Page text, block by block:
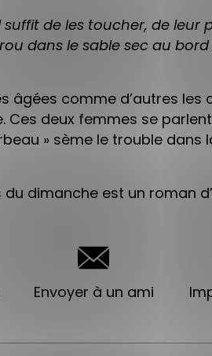
de les toucher, de leur
dans le sable sec au bord
âgées comme d’autres les
deux femmes se
» sème le trouble
dimanche est un roman
Envoyer à un ami